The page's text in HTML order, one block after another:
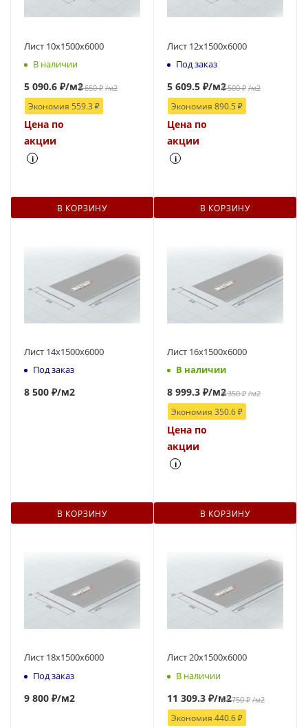
Лист 10х1500х6000
В наличии
5 650₽ /м2
5 090.6 ₽/м2
Экономия 559.3 ₽
Цена по
акции
i
В КОРЗИНУ
Лист 12х1500х6000
Под заказ
6 500₽ /м2
5 609.5 ₽/м2
Экономия 890.5 ₽
Цена по
акции
i
В КОРЗИНУ
Лист 14х1500х6000
Под заказ
8 500 ₽/м2
В КОРЗИНУ
Лист 16х1500х6000
В наличии
9 350₽ /м2
8 999.3 ₽/м2
Экономия 350.6₽
Цена по
акции
i
В КОРЗИНУ
Лист 18х1500х6000
Под заказ
9 800 ₽/м2
Лист 20х1500х6000
В наличии
11 750₽ /м2
11 309.3 ₽/м2
Экономия 440.6₽